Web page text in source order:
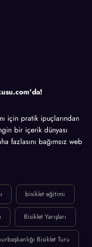
için pratik ipuçlarından
bir içerik dünyası
fazlasını bağımsız web
bisiklet eğitimi
Bisiklet Yarışları
Bisiklet Turu